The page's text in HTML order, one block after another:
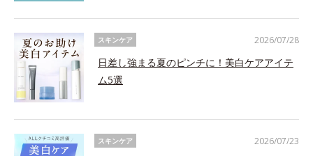
スキンケア
日差し強まる夏のピンチに！美白ケアアイテ
ム5選
2026/07/28
スキンケア 2026/07/23